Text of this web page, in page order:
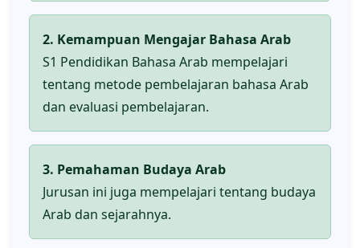
2. Kemampuan Mengajar Bahasa Arab
S1 Pendidikan Bahasa Arab mempelajari
tentang metode pembelajaran bahasa Arab
dan evaluasi pembelajaran.
3. Pemahaman Budaya Arab
Jurusan ini juga mempelajari tentang budaya
Arab dan sejarahnya.